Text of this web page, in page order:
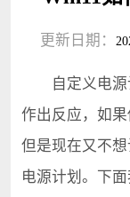
更新日期：
自定义电源
作出反应，如果
但是现在又不
电源计划。下